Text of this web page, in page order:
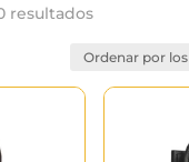
resultadosOrdenado
los
últimos